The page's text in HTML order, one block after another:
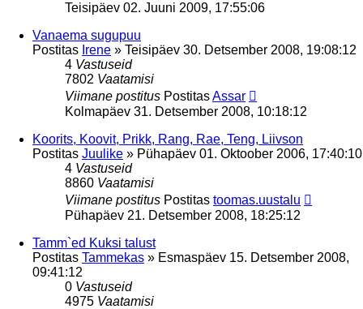
Teisipäev 02. Juuni 2009, 17:55:06
Vanaema sugupuu
Postitas Irene » Teisipäev 30. Detsember 2008, 19:08:12
4 Vastuseid
7802 Vaatamisi
Viimane postitus PostitasAssar
Kolmapäev 31. Detsember 2008, 10:18:12
Koorits, Koovit, Prikk, Rang, Rae, Teng, Liivson
Postitas Juulike » Pühapäev 01. Oktoober 2006, 17:40:10
4 Vastuseid
8860 Vaatamisi
Viimane postitus Postitas toomas.uustalu
Pühapäev 21. Detsember 2008, 18:25:12
Tamm`ed Kuksi talust
Postitas Tammekas » Esmaspäev 15. Detsember 2008,
09:41:12
0 Vastuseid
4975 Vaatamisi